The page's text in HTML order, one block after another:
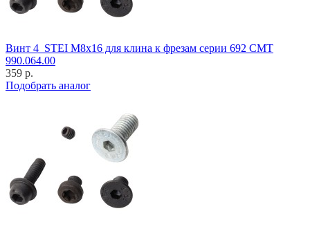
Винт 4_STEI M8x16 для клина к фрезам серии 692 CMT
990.064.00
359 р.
Подобрать аналог